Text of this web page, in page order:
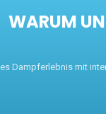
WARUM
Dampferlebnis mit